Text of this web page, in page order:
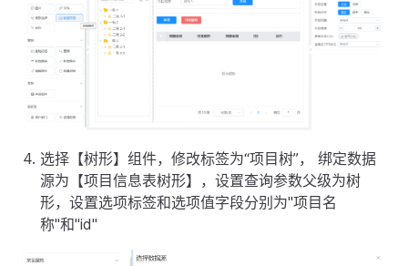
选择【树形】组件，修改标签为“项目树”， 绑定数据
源为【项目信息表树形】，设置查询参数父级为树
形，设置选项标签和选项值字段分别为"项目名
称"和"id"